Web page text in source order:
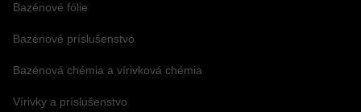
Bazénové fólie
Bazénové príslušenstvo
Bazénová chémia a vírivková chémia
Vírivky a príslušenstvo